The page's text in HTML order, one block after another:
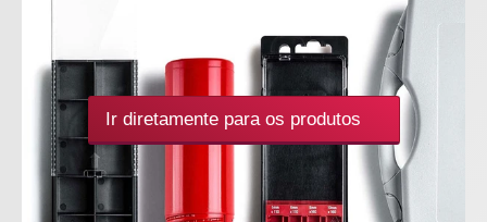
Ir diretamente para os produtos